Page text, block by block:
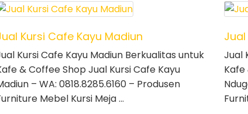
Kursi Cafe Kayu Madiun
Kursi Cafe Kayu Madiun Berkualitas untuk
& Coffee Shop Jual Kursi Cafe Kayu
– WA: 0818.8285.6160 – Produsen
Mebel Kursi Meja …
Jual
Kafe